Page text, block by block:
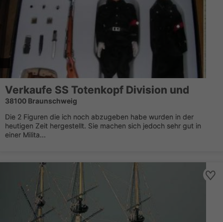
Verkaufe SS Totenkopf Division und
38100 Braunschweig
Die 2 Figuren die ich noch abzugeben habe wurden in der
heutigen Zeit hergestellt. Sie machen sich jedoch sehr gut in
einer Milita...